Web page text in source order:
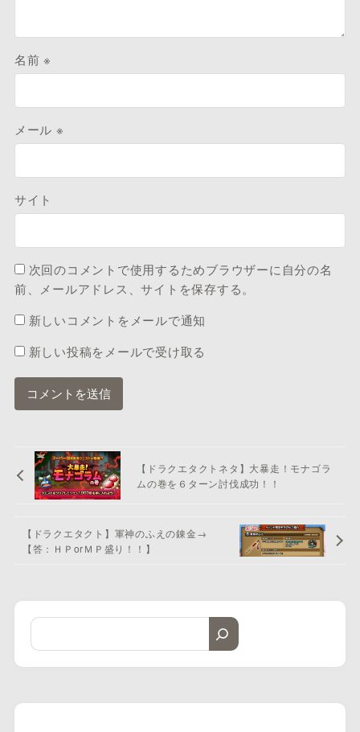
名前※
メール ※
サイト
次回のコメントで使用するためブラウザーに自分の名
前、メールアドレス、サイトを保存する。
新しいコメントをメールで通知
新しい投稿をメールで受け取る
【ドラクエタクトネタ】大暴走！モナゴラ
ムの巻を６ターン討伐成功！！
【ドラクエタクト】軍神のふえの錬金→
【答：ＨＰorＭＰ盛り！！】